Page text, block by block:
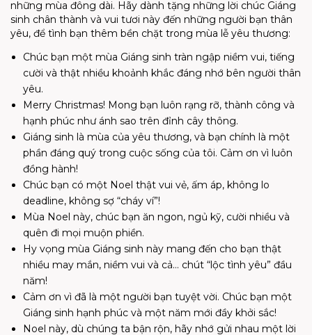
những mùa đông dài. Hãy dành tặng những lời chúc Giáng
sinh chân thành và vui tươi này đến những người bạn thân
yêu, để tình bạn thêm bền chặt trong mùa lễ yêu thương:
Chúc bạn một mùa Giáng sinh tràn ngập niềm vui, tiếng
cười và thật nhiều khoảnh khắc đáng nhớ bên người thân
yêu.
Merry Christmas! Mong bạn luôn rạng rỡ, thành công và
hạnh phúc như ánh sao trên đỉnh cây thông.
Giáng sinh là mùa của yêu thương, và bạn chính là một
phần đáng quý trong cuộc sống của tôi. Cảm ơn vì luôn
đồng hành!
Chúc bạn có một Noel thật vui vẻ, ấm áp, không lo
deadline, không sợ “cháy ví”!
Mùa Noel này, chúc bạn ăn ngon, ngủ kỹ, cười nhiều và
quên đi mọi muộn phiền.
Hy vọng mùa Giáng sinh này mang đến cho bạn thật
nhiều may mắn, niềm vui và cả… chút “lộc tình yêu” đầu
năm!
Cảm ơn vì đã là một người bạn tuyệt vời. Chúc bạn một
Giáng sinh hạnh phúc và một năm mới đầy khởi sắc!
Noel này, dù chúng ta bận rộn, hãy nhớ gửi nhau một lời